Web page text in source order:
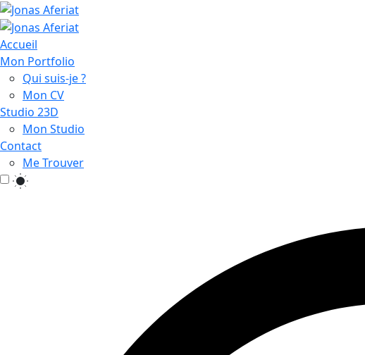
Accueil
Mon Portfolio
Qui suis-je ?
Mon CV
Studio 23D
Mon Studio
Contact
Me Trouver